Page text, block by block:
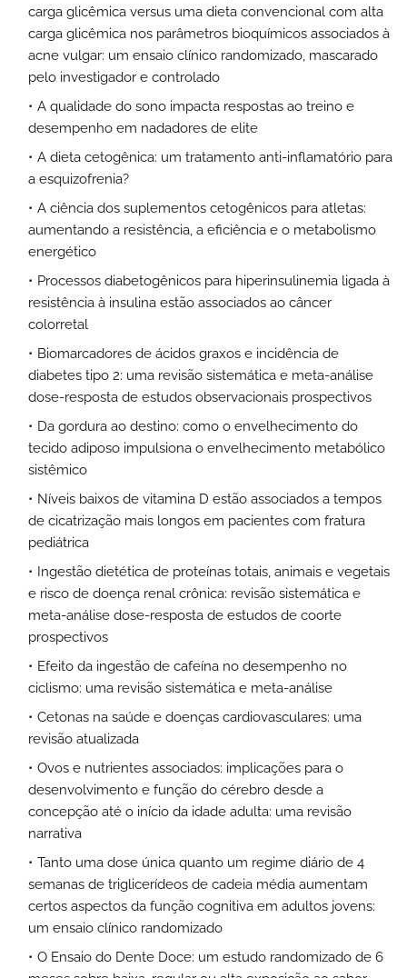
carga glicêmica versus uma dieta convencional com alta
carga glicêmica nos parâmetros bioquímicos associados à
acne vulgar: um ensaio clínico randomizado, mascarado
pelo investigador e controlado
A qualidade do sono impacta respostas ao treino e
desempenho em nadadores de elite
A dieta cetogênica: um tratamento anti-inflamatório para
a esquizofrenia?
A ciência dos suplementos cetogênicos para atletas:
aumentando a resistência, a eficiência e o metabolismo
energético
Processos diabetogênicos para hiperinsulinemia ligada à
resistência à insulina estão associados ao câncer
colorretal
Biomarcadores de ácidos graxos e incidência de
diabetes tipo 2: uma revisão sistemática e meta-análise
dose-resposta de estudos observacionais prospectivos
Da gordura ao destino: como o envelhecimento do
tecido adiposo impulsiona o envelhecimento metabólico
sistêmico
Níveis baixos de vitamina D estão associados a tempos
de cicatrização mais longos em pacientes com fratura
pediátrica
Ingestão dietética de proteínas totais, animais e vegetais
e risco de doença renal crônica: revisão sistemática e
meta-análise dose-resposta de estudos de coorte
prospectivos
Efeito da ingestão de cafeína no desempenho no
ciclismo: uma revisão sistemática e meta-análise
Cetonas na saúde e doenças cardiovasculares: uma
revisão atualizada
Ovos e nutrientes associados: implicações para o
desenvolvimento e função do cérebro desde a
concepção até o início da idade adulta: uma revisão
narrativa
Tanto uma dose única quanto um regime diário de 4
semanas de triglicerídeos de cadeia média aumentam
certos aspectos da função cognitiva em adultos jovens:
um ensaio clínico randomizado
O Ensaio do Dente Doce: um estudo randomizado de 6